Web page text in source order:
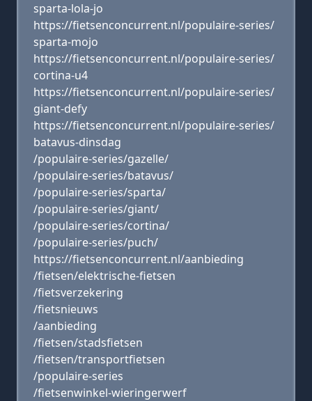
sparta-lola-jo
https://fietsenconcurrent.nl/populaire-series/
sparta-mojo
https://fietsenconcurrent.nl/populaire-series/
cortina-u4
https://fietsenconcurrent.nl/populaire-series/
giant-defy
https://fietsenconcurrent.nl/populaire-series/
batavus-dinsdag
/populaire-series/gazelle/
/populaire-series/batavus/
/populaire-series/sparta/
/populaire-series/giant/
/populaire-series/cortina/
/populaire-series/puch/
https://fietsenconcurrent.nl/aanbieding
/fietsen/elektrische-fietsen
/fietsverzekering
/fietsnieuws
/aanbieding
/fietsen/stadsfietsen
/fietsen/transportfietsen
/populaire-series
/fietsenwinkel-wieringerwerf